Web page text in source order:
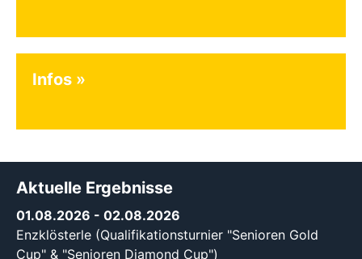
Infos
Aktuelle Ergebnisse
01.08.2026 - 02.08.2026
Enzklösterle (Qualifikationsturnier "Senioren Gold
Cup" & "Senioren Diamond Cup")